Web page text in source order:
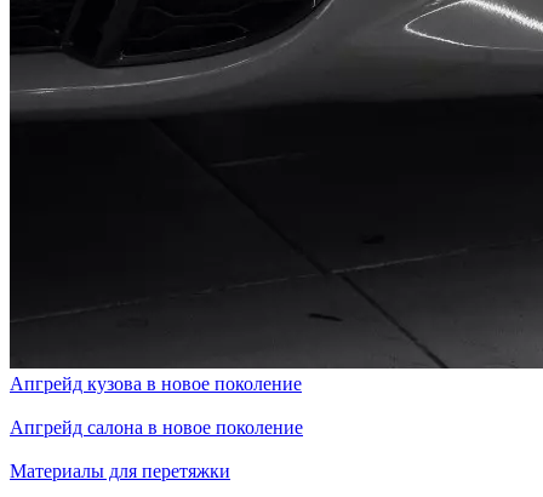
Апгрейд кузова в новое поколение
Апгрейд салона в новое поколение
Материалы для перетяжки